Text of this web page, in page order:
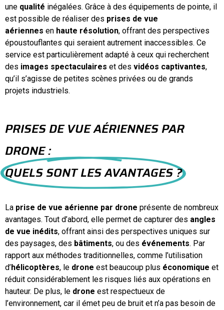
une qualité inégalées. Grâce à des équipements de pointe, il
est possible de réaliser des prises de vue
aériennes en haute résolution, offrant des perspectives
époustouflantes qui seraient autrement inaccessibles. Ce
service est particulièrement adapté à ceux qui recherchent
des images spectaculaires et des vidéos captivantes,
qu’il s’agisse de petites scènes privées ou de grands
projets industriels.
PRISES DE VUE AÉRIENNES PAR
DRONE :
QUELS SONT LES AVANTAGES ?
La prise de vue aérienne par drone présente de nombreux
avantages. Tout d’abord, elle permet de capturer des angles
de vue inédits, offrant ainsi des perspectives uniques sur
des paysages, des bâtiments, ou des événements. Par
rapport aux méthodes traditionnelles, comme l’utilisation
d’hélicoptères, le drone est beaucoup plus économique et
réduit considérablement les risques liés aux opérations en
hauteur. De plus, le drone est respectueux de
l’environnement, car il émet peu de bruit et n’a pas besoin de